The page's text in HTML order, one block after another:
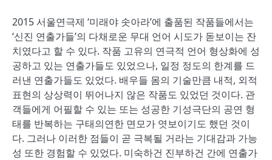
2015 서울연극제 ‘미래야 솟아라’에 출품된 작품들에서는
‘신진 연출가들’의 다채로운 무대 언어 시도가 돋보이는 잔
치였다고 할 수 있다. 작품 고유의 연극적 언어 형상화에 성
공하고 있는 연출가들도 있었으나, 일정 정도의 한계를 드
러낸 연출가들도 있었다. 배우들 몸의 기술만큼 내적, 외적
표현의 상상력이 뛰어나지 않은 작품도 있었던 것이다. 관
객들에게 어필할 수 있는 또는 성공한 기성극단의 공연 형
태를 반복하는 구태의연한 면모가 엿보이기도 했던 것이
다. 그러나 이러한 점들이 곧 극복될 거라는 기대감과 가능
성 또한 경험할 수 있었다. 미숙하건 진부하건 간에 연출가